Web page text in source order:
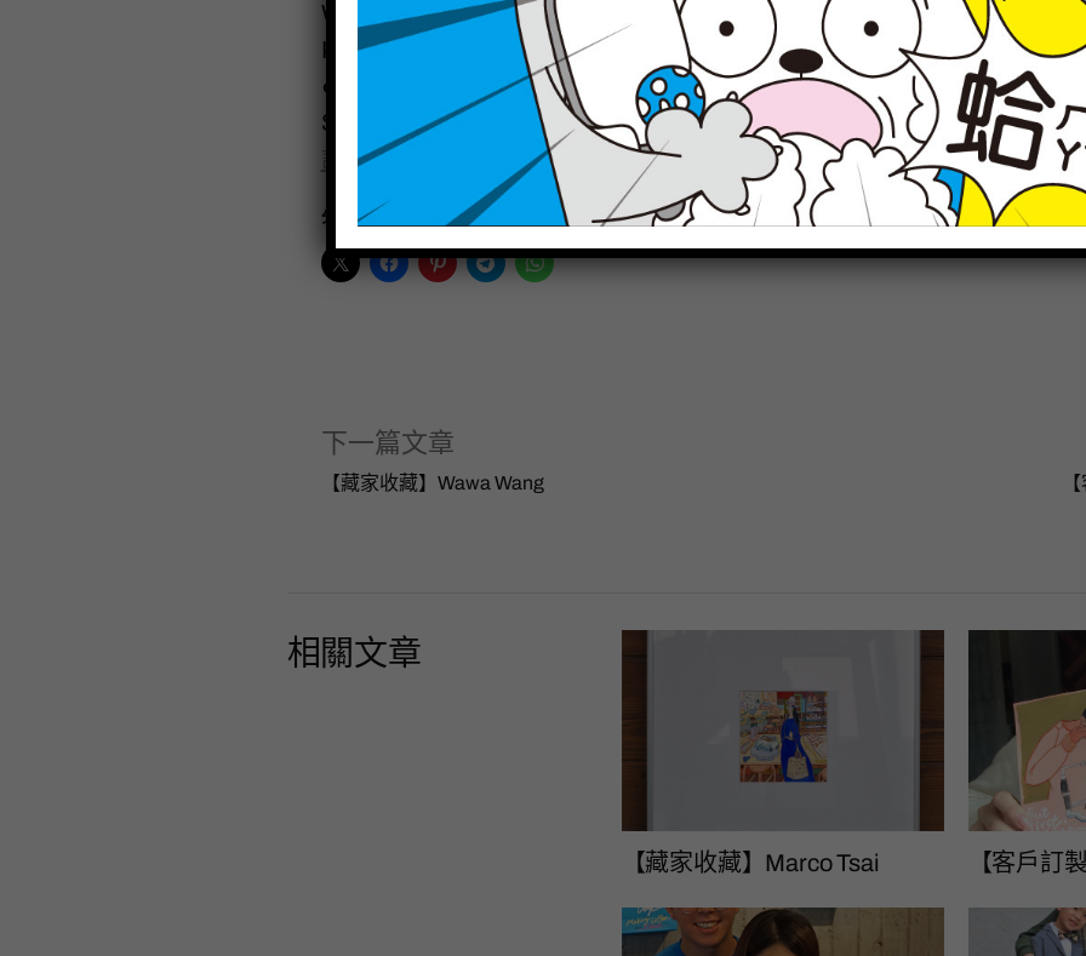
Watercolor and Colored pencils
Kaohsiung, Taiwan
●Custom-order
Shu-hui Chung 私人訂製
訂製文章
分享此文：
下一篇文章
【藏家收藏】Wawa Wang
相關文章
【藏家收藏】Marco Tsai 【客戶訂